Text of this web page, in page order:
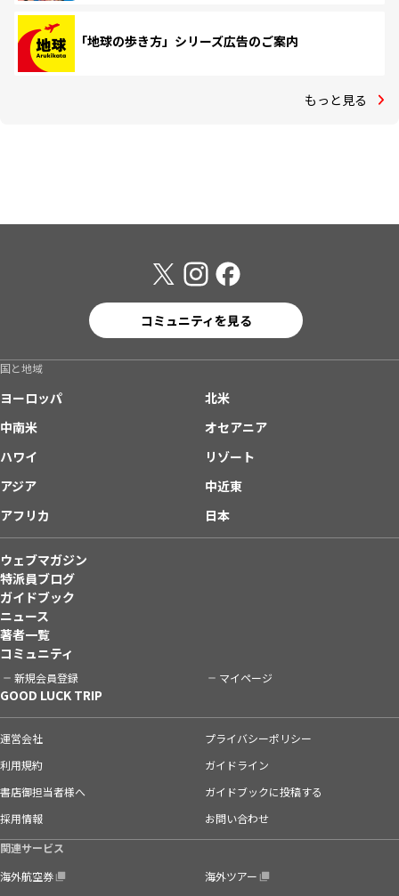
「地球の歩き方」シリーズ広告のご案内
もっと見る
コミュニティを見る
国と地域
ヨーロッパ
北米
中南米
オセアニア
ハワイ
リゾート
アジア
中近東
アフリカ
日本
ウェブマガジン
特派員ブログ
ガイドブック
ニュース
著者一覧
コミュニティ
新規会員登録 マイページ
GOOD LUCK TRIP
運営会社
プライバシーポリシー
利用規約
ガイドライン
書店御担当者様へ
ガイドブックに投稿する
採用情報
お問い合わせ
関連サービス
海外航空券
海外ツアー